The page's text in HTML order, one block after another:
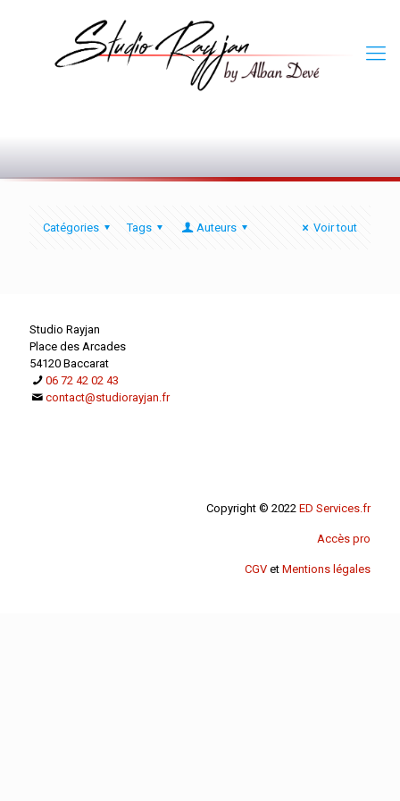
Catégories Tags Auteurs Voir tout
Studio Rayjan
Place des Arcades
54120 Baccarat
06 72 42 02 43
contact@studiorayjan.fr
Copyright © 2022 ED Services.fr
Accès pro
CGV et Mentions légales